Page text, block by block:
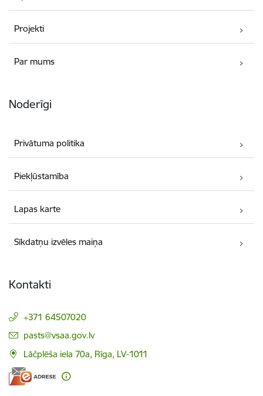
Projekti
Par mums
Noderīgi
Privātuma politika
Piekļūstamība
Lapas karte
Sīkdatņu izvēles maiņa
Kontakti
+371 64507020
E-pasts:
pasts@vsaa.gov.lv
Lāčplēša iela 70a, Rīga, LV-1011